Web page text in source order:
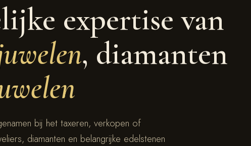
expertise van
, diamanten
bij het taxeren, verkopen of
diamanten en belangrijke edelstenen